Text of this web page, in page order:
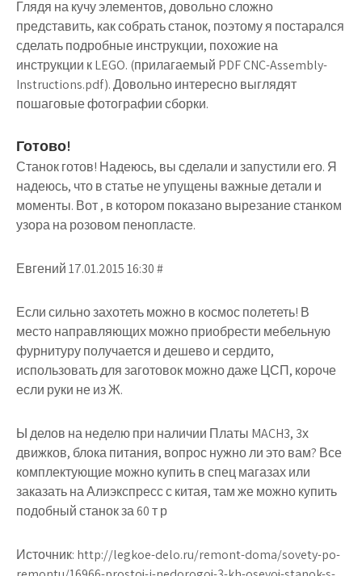
Глядя на кучу элементов, довольно сложно
представить, как собрать станок, поэтому я постарался
сделать подробные инструкции, похожие на
инструкции к LEGO. (прилагаемый PDF CNC-Assembly-
Instructions.pdf). Довольно интересно выглядят
пошаговые фотографии сборки.
Готово!
Станок готов! Надеюсь, вы сделали и запустили его. Я
надеюсь, что в статье не упущены важные детали и
моменты. Вот , в котором показано вырезание станком
узора на розовом пенопласте.
Евгений 17.01.2015 16:30 #
Если сильно захотеть можно в космос полететь! В
место направляющих можно приобрести мебельную
фурнитуру получается и дешево и сердито,
использовать для заготовок можно даже ЦСП, короче
если руки не из Ж.
Ы делов на неделю при наличии Платы MACH3, 3х
движков, блока питания, вопрос нужно ли это вам? Все
комплектующие можно купить в спец магазах или
заказать на Алиэкспресс с китая, там же можно купить
подобный станок за 60 т р
Источник: http://legkoe-delo.ru/remont-doma/sovety-po-